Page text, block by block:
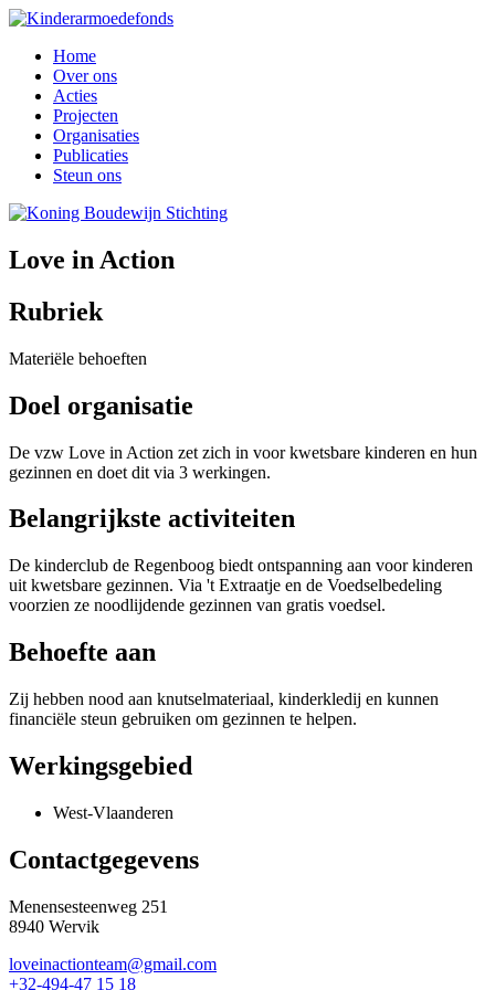
Home
Over ons
Acties
Projecten
Organisaties
Publicaties
Steun ons
Love in Action
Rubriek
Materiële behoeften
Doel organisatie
De vzw Love in Action zet zich in voor kwetsbare kinderen en hun
gezinnen en doet dit via 3 werkingen.
Belangrijkste activiteiten
De kinderclub de Regenboog biedt ontspanning aan voor kinderen
uit kwetsbare gezinnen. Via 't Extraatje en de Voedselbedeling
voorzien ze noodlijdende gezinnen van gratis voedsel.
Behoefte aan
Zij hebben nood aan knutselmateriaal, kinderkledij en kunnen
financiële steun gebruiken om gezinnen te helpen.
Werkingsgebied
West-Vlaanderen
Contactgegevens
Menensesteenweg 251
8940 Wervik
loveinactionteam@gmail.com
+32-494-47 15 18